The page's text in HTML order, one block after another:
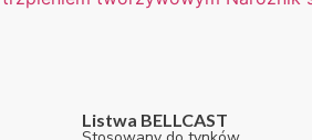
Listwa BELLCAST